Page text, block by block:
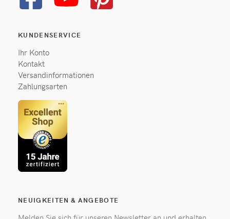
KUNDENSERVICE
Ihr Konto
Kontakt
Versandinformationen
Zahlungsarten
NEUIGKEITEN & ANGEBOTE